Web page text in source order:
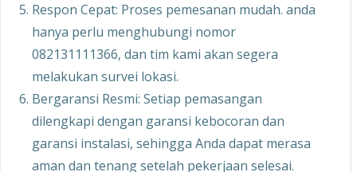
Respon Cepat: Proses pemesanan mudah. anda
hanya perlu menghubungi nomor
082131111366, dan tim kami akan segera
melakukan survei lokasi.
Bergaransi Resmi: Setiap pemasangan
dilengkapi dengan garansi kebocoran dan
garansi instalasi, sehingga Anda dapat merasa
aman dan tenang setelah pekerjaan selesai.